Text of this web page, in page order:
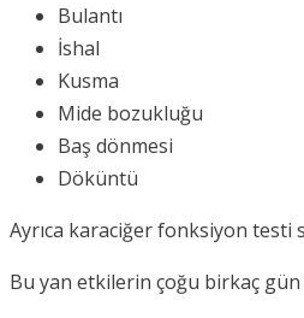
Bulantı
İshal
Kusma
Mide bozukluğu
Baş dönmesi
Döküntü
Ayrıca karaciğer fonksiyon testi
Bu yan etkilerin çoğu birkaç